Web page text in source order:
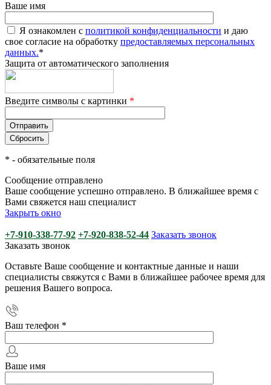
Ваше имя
Я ознакомлен с политикой конфиденциальности и даю
свое согласие на обработку предоставляемых персональных
данных.*
Защита от автоматического заполнения
Введите символы с картинки *
* - обязательные поля
Сообщение отправлено
Ваше сообщение успешно отправлено. В ближайшее время с
Вами свяжется наш специалист
Закрыть окно
+7-910-338-77-92 +7-920-838-52-44 Заказать звонок
Заказать звонок
Оставьте Ваше сообщение и контактные данные и наши
специалисты свяжутся с Вами в ближайшее рабочее время для
решения Вашего вопроса.
Ваш телефон *
Ваше имя